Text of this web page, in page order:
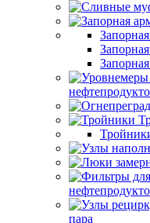
пара